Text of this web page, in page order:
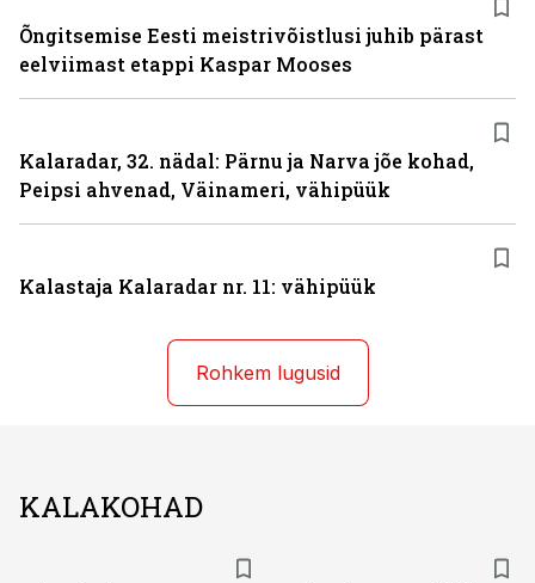
Õngitsemise Eesti meistrivõistlusi juhib pärast
eelviimast etappi Kaspar Mooses
Kalaradar, 32. nädal: Pärnu ja Narva jõe kohad,
Peipsi ahvenad, Väinameri, vähipüük
Kalastaja Kalaradar nr. 11: vähipüük
Rohkem lugusid
KALAKOHAD